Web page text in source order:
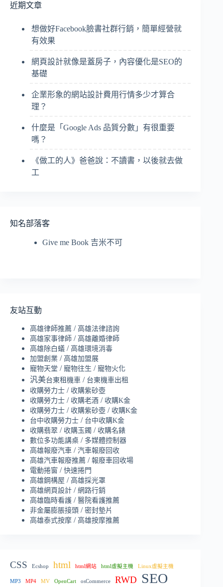
近期文章
想做好Facebook臉書社群行銷，簡單經營就
有效果
網頁設計就像是蓋房子，內容優化是SEO的
基礎
企業形象的網站設計費用行情多少才算合
理？
什麼是「Google Ads 品質分數」有很重要
嗎？
《做工的人》爸爸說：不讀書，以後就去做
工
知名部落客
Give me Book 吉米不可
友站互動
高雄律師推薦 / 高雄法律諮詢
高雄家事律師 / 高雄離婚律師
高雄除白蟻 / 高雄環境消毒
加盟創業 / 高雄加盟展
寵物天堂 / 寵物往生 / 寵物火化
汎美台東租機車 / 台東機車出租
收購勞力士 / 收購紫砂壺
收購勞力士 / 收購老酒 / 收購K金
收購勞力士 / 收購紫砂壺 / 收購K金
台中收購勞力士 / 台中收購K金
收購翡翠 / 收購玉鐲 / 收購名錶
數位多功能講桌 / 多媒體控制器
高雄報廢汽車 / 汽車報廢回收
高雄汽車報廢推薦 / 報廢車回收場
電動捲窗 / 快速捲門
高雄鋼構屋 / 高雄採光罩
高雄網頁設計 / 網路行銷
高雄臨時看護 / 醫院看護推薦
非金屬膨脹接頭 / 密封墊片
高雄泰式按摩 / 高雄按摩推薦
CSS Ecshop html html網站 html虛擬主機 Linux虛擬主機
MP3 MP4 MV OpenCart osCommerce RWD SEO